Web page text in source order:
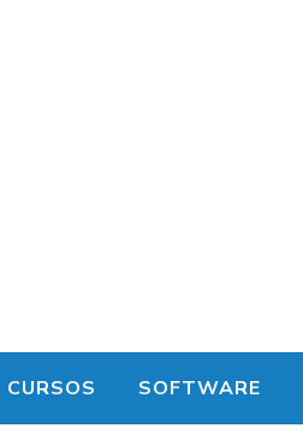
CURSOS SOFTWARE